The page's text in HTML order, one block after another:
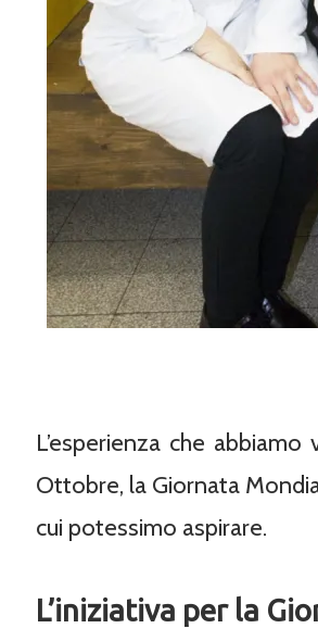
L’esperienza che
Ottobre, la Giornata
cui potessimo aspirare.
L’iniziativa per la